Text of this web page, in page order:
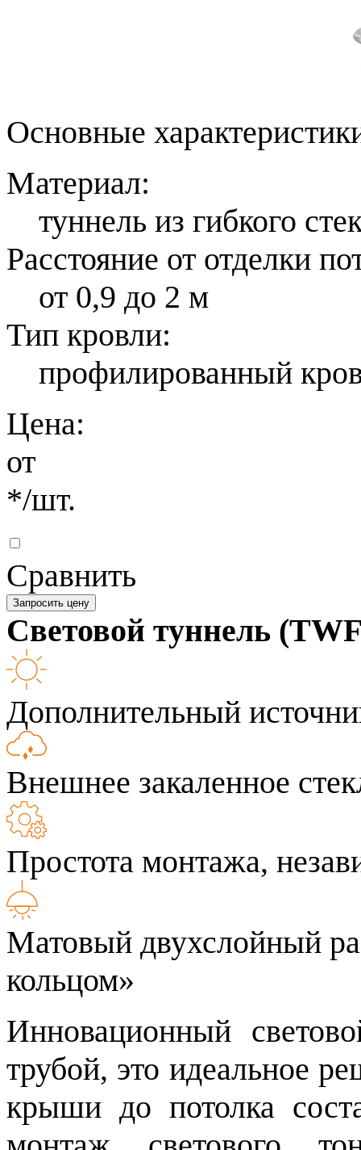
Основные
Материал:
туннель из гибкого
Расстояние от отделки
от 0,9 до 2 м
Тип кровли:
профилированный
Цена:
от
*/шт.
Сравнить
Запросить цену
Световой туннель
Дополнительный
Внешнее закаленное
Простота монтажа,
Матовый двухслойный
кольцом»
Инновационный
трубой, это идеальное
крыши до потолка